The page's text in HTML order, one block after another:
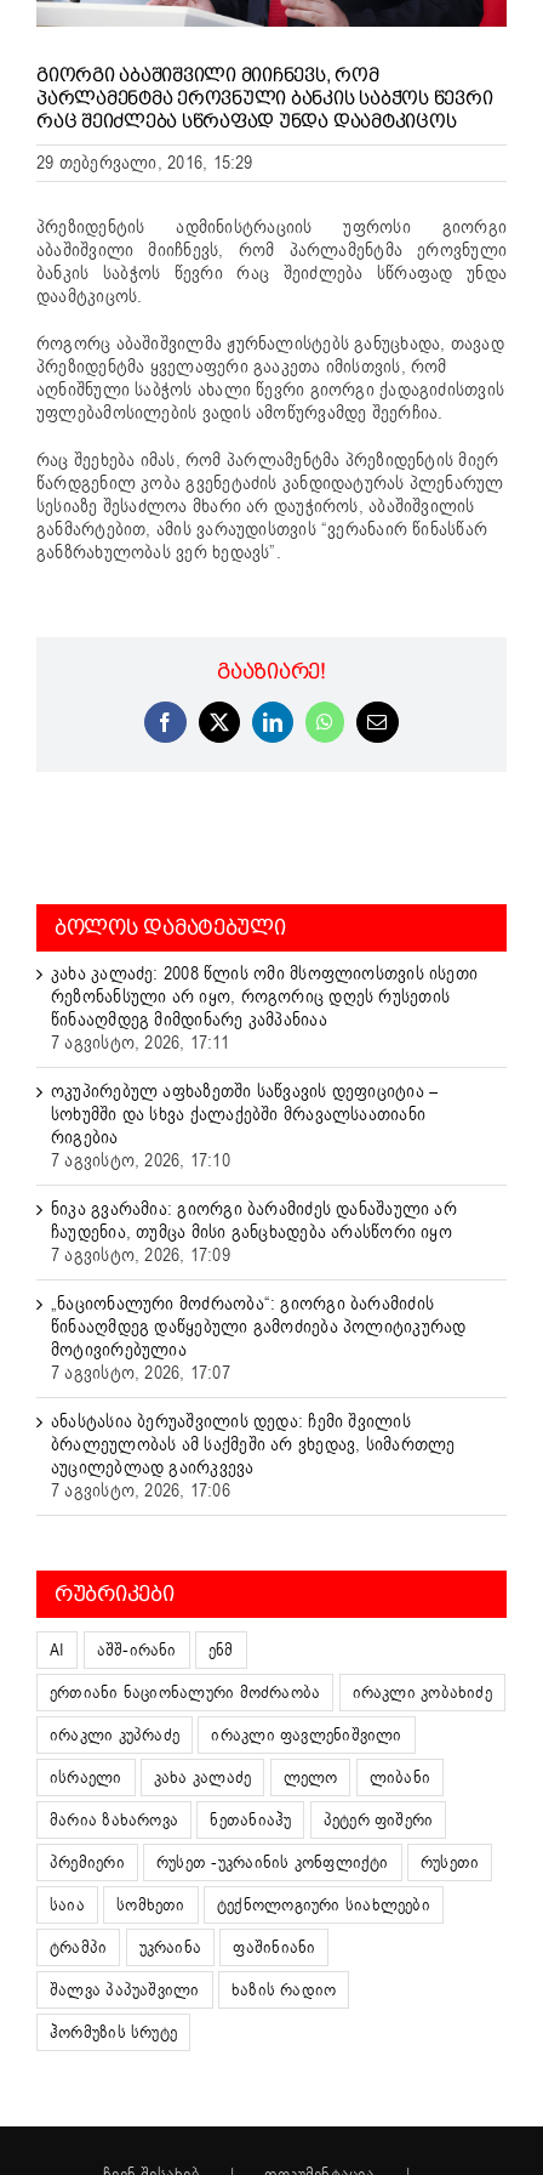
ᲒᲘᲝᲠᲒᲘ ᲐᲑᲐᲨᲘᲨᲕᲘᲚᲘ ᲛᲘᲘᲩᲜᲔᲕᲡ, ᲠᲝᲛ
ᲞᲐᲠᲚᲐᲛᲔᲜᲢᲛᲐ ᲔᲠᲝᲕᲜᲣᲚᲘ ᲑᲐᲜᲙᲘᲡ ᲡᲐᲑᲭᲝᲡ ᲬᲔᲕᲠᲘ
ᲠᲐᲪ ᲨᲔᲘᲫᲚᲔᲑᲐ ᲡᲬᲠᲐᲤᲐᲓ ᲣᲜᲓᲐ ᲓᲐᲐᲛᲢᲙᲘᲪᲝᲡ
29 თებერვალი, 2016, 15:29
პრეზიდენტის ადმინისტრაციის უფროსი გიორგი
აბაშიშვილი მიიჩნევს, რომ პარლამენტმა ეროვნული
ბანკის საბჭოს წევრი რაც შეიძლება სწრაფად უნდა
დაამტკიცოს.
როგორც აბაშიშვილმა ჟურნალისტებს განუცხადა, თავად
პრეზიდენტმა ყველაფერი გააკეთა იმისთვის, რომ
აღნიშნული საბჭოს ახალი წევრი გიორგი ქადაგიძისთვის
უფლებამოსილების ვადის ამოწურვამდე შეერჩია.
რაც შეეხება იმას, რომ პარლამენტმა პრეზიდენტის მიერ
წარდგენილ კობა გვენეტაძის კანდიდატურას პლენარულ
სესიაზე შესაძლოა მხარი არ დაუჭიროს, აბაშიშვილის
განმარტებით, ამის ვარაუდისთვის “ვერანაირ წინასწარ
განზრახულობას ვერ ხედავს”.
ᲒᲐᲐᲖᲘᲐᲠᲔ!
Facebook
X LinkedInWhatsApp
Email
ᲑᲝᲚᲝᲡ ᲓᲐᲛᲐᲢᲔᲑᲣᲚᲘ
კახა კალაძე: 2008 წლის ომი მსოფლიოსთვის ისეთი
რეზონანსული არ იყო, როგორიც დღეს რუსეთის
წინააღმდეგ მიმდინარე კამპანიაა
7 აგვისტო, 2026, 17:11
ოკუპირებულ აფხაზეთში საწვავის დეფიციტია –
სოხუმში და სხვა ქალაქებში მრავალსაათიანი
რიგებია
7 აგვისტო, 2026, 17:10
ნიკა გვარამია: გიორგი ბარამიძეს დანაშაული არ
ჩაუდენია, თუმცა მისი განცხადება არასწორი იყო
7 აგვისტო, 2026, 17:09
„ნაციონალური მოძრაობა“: გიორგი ბარამიძის
წინააღმდეგ დაწყებული გამოძიება პოლიტიკურად
მოტივირებულია
7 აგვისტო, 2026, 17:07
ანასტასია ბერუაშვილის დედა: ჩემი შვილის
ბრალეულობას ამ საქმეში არ ვხედავ, სიმართლე
აუცილებლად გაირკვევა
7 აგვისტო, 2026, 17:06
ᲠᲣᲑᲠᲘᲙᲔᲑᲘ
AI აშშ-ირანი
ენმ
ერთიანი ნაციონალური მოძრაობა
ირაკლი კობახიძე
ირაკლი კუპრაძე
ირაკლი ფავლენიშვილი
ისრაელი
კახა კალაძე ლელო
ლიბანი
მარია ზახაროვა
ნეთანიაჰუ
პეტერ ფიშერი
პრემიერი
რუსეთ -უკრაინის კონფლიქტი
რუსეთი
საია
სომხეთი
ტექნოლოგიური სიახლეები
ტრამპი
უკრაინა
ფაშინიანი
შალვა პაპუაშვილი
ხაზის რადიო
ჰორმუზის სრუტე